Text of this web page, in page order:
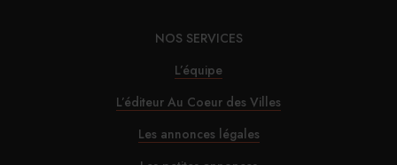
30/07/2026
Alfred Hotels ouvre son premier hôtel à Paris
NOS SERVICES
L’équipe
L’éditeur Au Coeur des Villes
Les annonces légales